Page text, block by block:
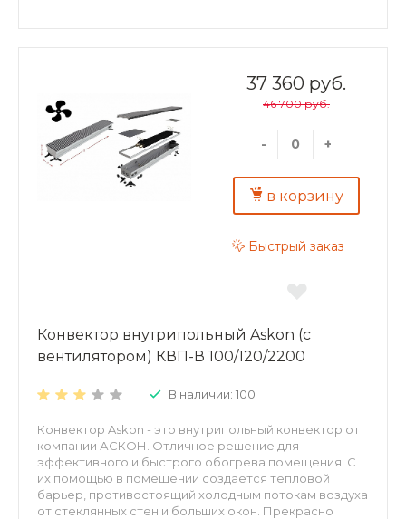
самостоятельного или дополнительного источника
тепла. Преимущества внутрипольных конвекторов
ASKON: экономия энергии и высокая динамика
отопления; повышенная теплоотдача и
экологичность – корпус и декоративная решетка из
алюминия; надежность – теплообменник из
алюминиевого листа толщиной 0,5 мм;
долговечность – труба теплообменника
изготовлена из меди, D15 мм, толщина стенки 1мм.
37 360 руб.
46 700 руб.
- +
в корзину
Быстрый заказ
Конвектор внутрипольный Askon (с
вентилятором) КВП-В 100/120/2200
В наличии: 100
Конвектор Askon - это внутрипольный конвектор от
компании АСКОН. Отличное решение для
эффективного и быстрого обогрева помещения. С
их помощью в помещении создается тепловой
барьер, противостоящий холодным потокам воздуха
от стеклянных стен и больших окон. Прекрасно